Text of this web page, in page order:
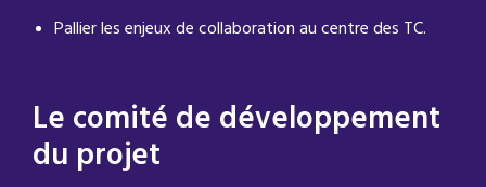
Pallier les enjeux de collaboration au centre des TC.
Le comité de développement
du projet